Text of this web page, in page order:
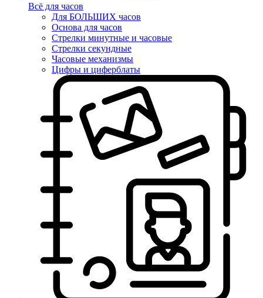
Всё для часов
Для БОЛЬШИХ часов
Основа для часов
Стрелки минутные и часовые
Стрелки секундные
Часовые механизмы
Цифры и циферблаты